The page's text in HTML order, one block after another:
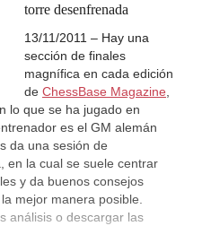
torre desenfrenada
13/11/2011 – Hay una
sección de finales
magnífica en cada edición
de ChessBase Magazine
lo que se ha jugado en
es el GM alemán
da una sesión de
en la cual se suele centrar
y da buenos consejos
mejor manera posible.
análisis o descargar las